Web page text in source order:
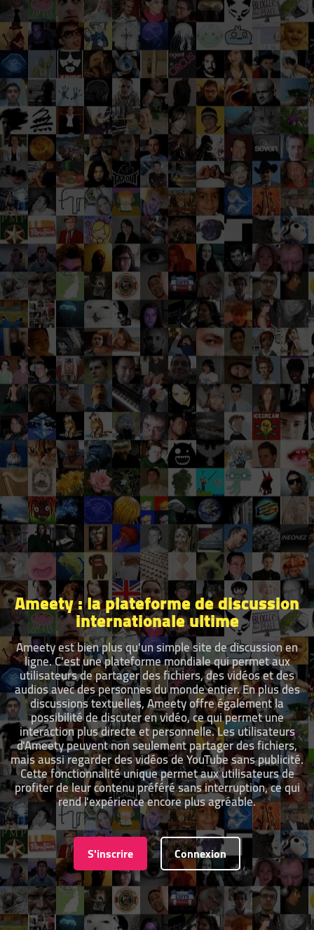
Ameety : la plateforme de discussion
internationale ultime
Ameety est bien plus qu'un simple site de discussion en
ligne. C'est une plateforme mondiale qui permet aux
utilisateurs de partager des fichiers, des vidéos et des
audios avec des personnes du monde entier. En plus des
discussions textuelles, Ameety offre également la
possibilité de discuter en vidéo, ce qui permet une
interaction plus directe et personnelle. Les utilisateurs
d'Ameety peuvent non seulement partager des fichiers,
mais aussi regarder des vidéos de YouTube sans publicité.
Cette fonctionnalité unique permet aux utilisateurs de
profiter de leur contenu préféré sans interruption, ce qui
rend l'expérience encore plus agréable.
S'inscrire Connexion